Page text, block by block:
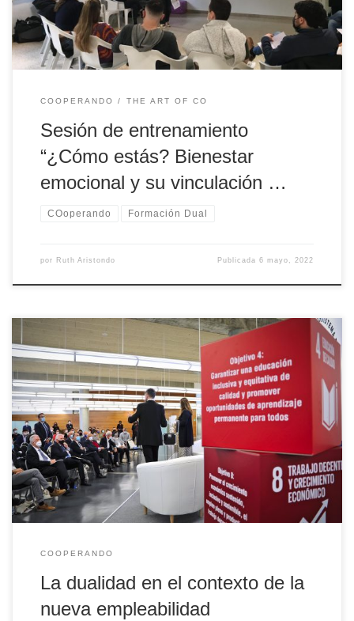
COOPERANDO THE ART OF CO
Sesión de entrenamiento
“¿Cómo estás? Bienestar
emocional y su vinculación …
COoperando Formación Dual
por Ruth Aristondo Publicada6 mayo, 2022
Por todos es conocido ya que estamos viviendo un nuevo
contexto que dibuja una realidad de permanente cambio y
transformación. Es lo que se conoce como la “Era de la
incertidumbre”. Desde los avances tecnológicos hasta los retos
medioambientales, desde los cambios demográficos hasta los
desafíos en materia sociosanitaria, todos nos vemos afectados. Y
cómo no, las universidades no somos ajenas a esta nueva era;
nuestra capacidad de innovación será clave para afrontar los
desafíos del futuro.
COOPERANDO
La dualidad en el contexto de la
nueva empleabilidad